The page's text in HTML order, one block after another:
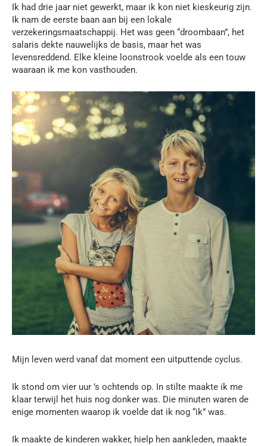
Ik had drie jaar niet gewerkt, maar ik kon niet kieskeurig zijn.
Ik nam de eerste baan aan bij een lokale
verzekeringsmaatschappij. Het was geen “droombaan”, het
salaris dekte nauwelijks de basis, maar het was
levensreddend. Elke kleine loonstrook voelde als een touw
waaraan ik me kon vasthouden.
Mijn leven werd vanaf dat moment een uitputtende cyclus.
Ik stond om vier uur ’s ochtends op. In stilte maakte ik me
klaar terwijl het huis nog donker was. Die minuten waren de
enige momenten waarop ik voelde dat ik nog “ik” was.
Ik maakte de kinderen wakker, hielp hen aankleden, maakte